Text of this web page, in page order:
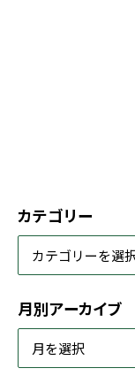
カテゴリー
月別アーカイブ